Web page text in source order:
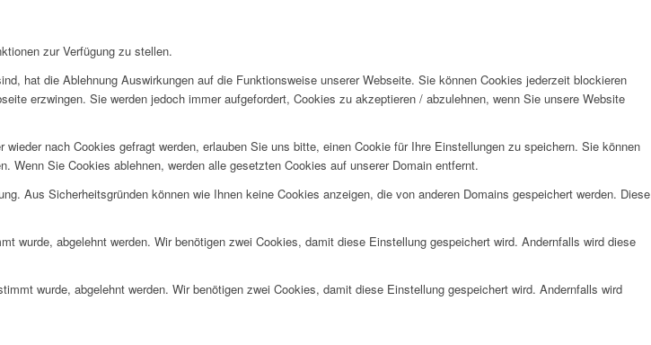
zur Verfügung zu stellen.
hat die Ablehnung Auswirkungen auf die Funktionsweise unserer Webseite. Sie können Cookies jederzeit blockieren
erzwingen. Sie werden jedoch immer aufgefordert, Cookies zu akzeptieren / abzulehnen, wenn Sie unsere Website
nach Cookies gefragt werden, erlauben Sie uns bitte, einen Cookie für Ihre Einstellungen zu speichern. Sie können
Sie Cookies ablehnen, werden alle gesetzten Cookies auf unserer Domain entfernt.
Aus Sicherheitsgründen können wie Ihnen keine Cookies anzeigen, die von anderen Domains gespeichert werden. Diese
wurde, abgelehnt werden. Wir benötigen zwei Cookies, damit diese Einstellung gespeichert wird. Andernfalls wird diese
wurde, abgelehnt werden. Wir benötigen zwei Cookies, damit diese Einstellung gespeichert wird. Andernfalls wird